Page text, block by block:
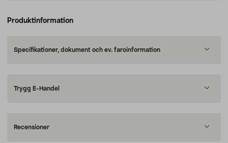
Produktinformation
Specifikationer, dokument och ev. faroinformation
Trygg E-Handel
Recensioner